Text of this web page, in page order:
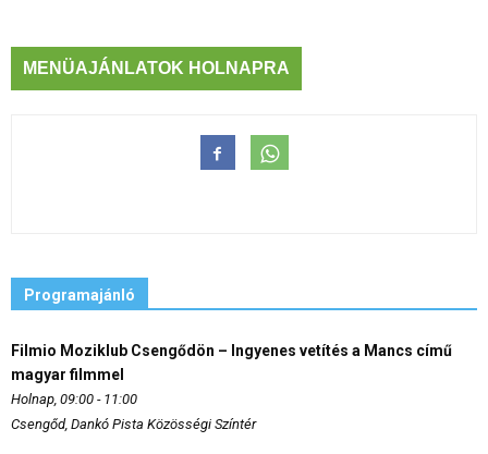
MENÜAJÁNLATOK HOLNAPRA
Programajánló
Filmio Moziklub Csengődön – Ingyenes vetítés a Mancs című
magyar filmmel
Holnap, 09:00 - 11:00
Csengőd, Dankó Pista Közösségi Színtér